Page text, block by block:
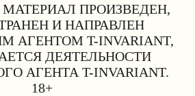
ПРОИЗВЕДЕН,
И НАПРАВЛЕН
АГЕНТОМ T-INVARIANT,
ДЕЯТЕЛЬНОСТИ
АГЕНТА T-INVARIANT.
18+